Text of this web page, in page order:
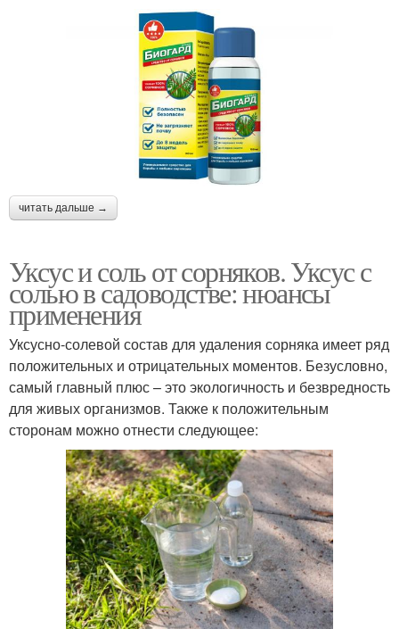
читать дальше →
Уксус и соль от сорняков. Уксус с
солью в садоводстве: нюансы
применения
Уксусно-солевой состав для удаления сорняка имеет ряд
положительных и отрицательных моментов. Безусловно,
самый главный плюс – это экологичность и безвредность
для живых организмов. Также к положительным
сторонам можно отнести следующее: